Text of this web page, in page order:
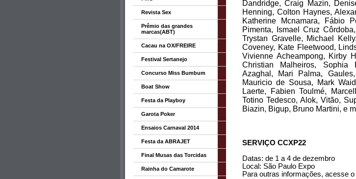
Dandridge, Craig Mazin,
Henning, Colton Haynes,
Katherine Mcnamara, Fábio
Pimenta, Ismael Cruz
Trystan Gravelle, Michael
Coveney, Kate Fleetwood,
Vivienne Acheampong, Kirby
Christian Malheiros, Sophia
Azaghal, Mari Palma,
Mauricio de Sousa, Mark
Laerte, Fabien Toulmé,
Totino Tedesco, Alok, Vitão,
Biazin, Bigup, Bruno Martini, e
SERVIÇO CCXP22
Datas: de 1 a 4 de dezembro
Local: São Paulo Expo
Para outras informações, acesse
Revista Sex
Prêmio das grandes
marcas(ABT)
Cacau na OX/FREIRE
Festival Sertanejo
Concurso Miss Bumbum
Boat Show
Festa da Playboy
Garota Poker
Ensaios Carnaval 2014
Festa da ABRAJET
Final Musas das Torcidas
Rainha do Camarote